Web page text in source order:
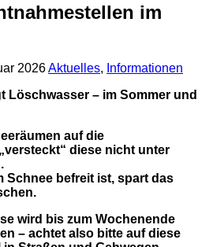
im
2026Aktuelles, Informationen
Löschwasser – im Sommer und
auf die
diese nicht unter
Schnee befreit ist, spart das
wird bis zum Wochenende
– achtet also bitte auf diese